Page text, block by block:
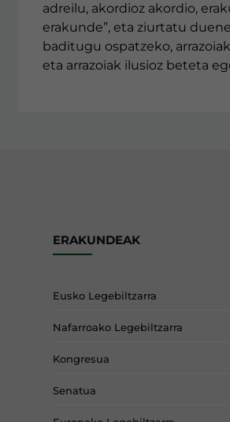
adreilu, akordioz akordio,
erakunde”, eta ziurtatu
baditugu ospatzeko,
eta arrazoiak ilusioz beteta
ERAKUNDEAK
Eusko Legebiltzarra
Nafarroako Legebiltzarra
Kongresua
Senatua